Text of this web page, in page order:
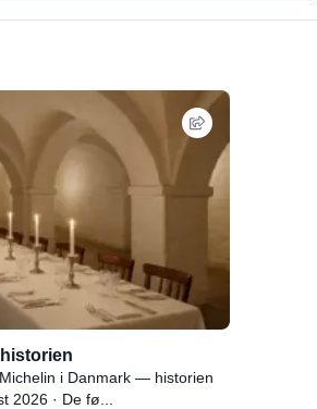
i Danmark — historien
2026 · De fø...